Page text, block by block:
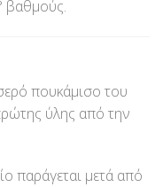
βαθμούς.
πουκάμισο του
ύλης από την
παράγεται μετά από